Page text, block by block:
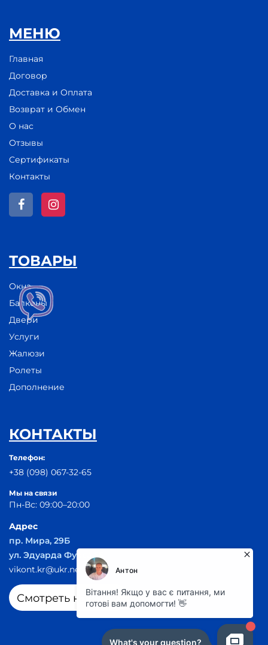
МЕНЮ
Главная
Договор
Доставка и Оплата
Возврат и Обмен
О нас
Отзывы
Сертификаты
Контакты
ТОВАРЫ
Окна
Балконы
Двери
Услуги
Жалюзи
Ролеты
Дополнение
КОНТАКТЫ
Телефон:
+38 (098) 067-32-65
Мы на связи
Пн-Вс: 09:00–20:00
Адрес
пр. Мира, 29Б
ул. Эдуарда Фукса 55
vikont.kr@ukr.net
Смотреть на карте